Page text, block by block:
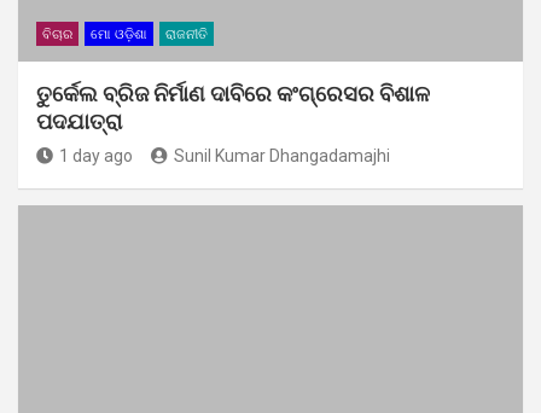
ବିଚାର ମୋ ଓଡ଼ିଶା ରାଜନୀତି
ତୁର୍କେଲ ବ୍ରିଜ ନିର୍ମାଣ ଦାବିରେ କଂଗ୍ରେସର ବିଶାଳ
ପଦଯାତ୍ରା
1 day ago Sunil Kumar Dhangadamajhi